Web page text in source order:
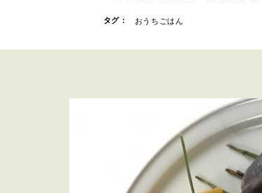
タグ： おうちごはん